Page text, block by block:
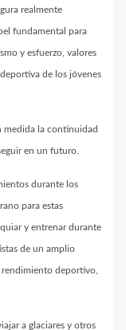
realmente
fundamental para
y esfuerzo, valores
de los jóvenes
medida la continuidad
en un futuro.
durante los
para estas
y entrenar durante
de un amplio
rendimiento deportivo,
a glaciares y otros